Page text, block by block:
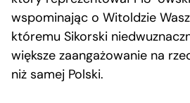
wspominając o Witoldzie
któremu Sikorski
większe zaangażowanie na
niż samej Polski.